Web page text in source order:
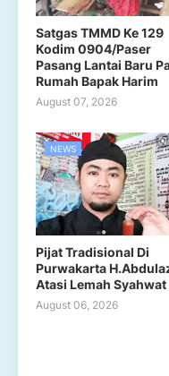
Satgas TMMD Ke 129
Kodim 0904/Paser
Pasang Lantai Baru
Rumah Bapak Harim
August 07, 2026
NEWS
Pijat Tradisional Di
Purwakarta
Atasi Lemah Syahwat
August 06, 2026